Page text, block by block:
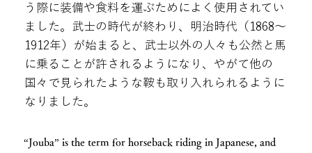
う際に装備や食料を運ぶためによく使用されてい
ました。武士の時代が終わり、明治時代（1868～
1912年）が始まると、武士以外の人々も公然と馬
に乗ることが許されるようになり、やがて他の
国々で見られたような鞍も取り入れられるように
なりました。
“Jouba” is the term for horseback riding in Japanese, and